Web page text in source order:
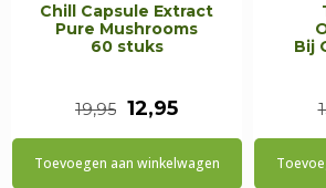
Chill Capsule Extract
Pure Mushrooms
60 stuks
19,95 Oorspronkelijke
prijs
12,95Huidige
prijs
Toevoegen aan winkelwagen
Bij